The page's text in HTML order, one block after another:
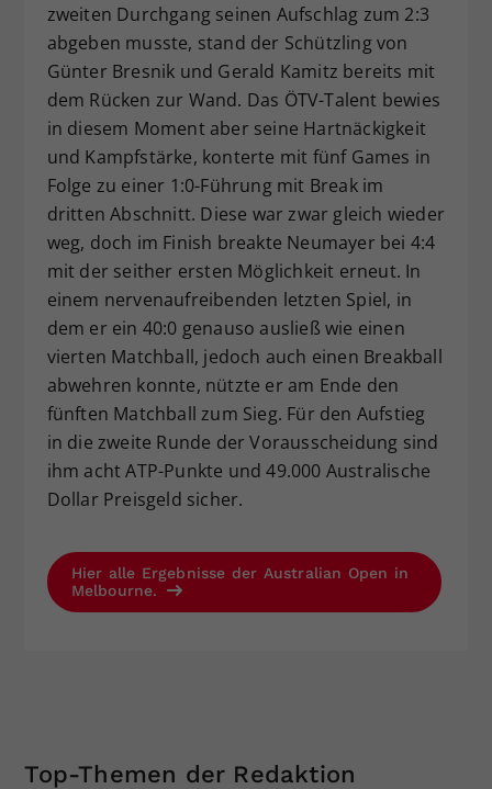
zweiten Durchgang seinen Aufschlag zum 2:3
abgeben musste, stand der Schützling von
Günter Bresnik und Gerald Kamitz bereits mit
dem Rücken zur Wand. Das ÖTV-Talent bewies
in diesem Moment aber seine Hartnäckigkeit
und Kampfstärke, konterte mit fünf Games in
Folge zu einer 1:0-Führung mit Break im
dritten Abschnitt. Diese war zwar gleich wieder
weg, doch im Finish breakte Neumayer bei 4:4
mit der seither ersten Möglichkeit erneut. In
einem nervenaufreibenden letzten Spiel, in
dem er ein 40:0 genauso ausließ wie einen
vierten Matchball, jedoch auch einen Breakball
abwehren konnte, nützte er am Ende den
fünften Matchball zum Sieg. Für den Aufstieg
in die zweite Runde der Vorausscheidung sind
ihm acht ATP-Punkte und 49.000 Australische
Dollar Preisgeld sicher.
Hier alle Ergebnisse der Australian Open in
Melbourne.
Top-Themen der Redaktion